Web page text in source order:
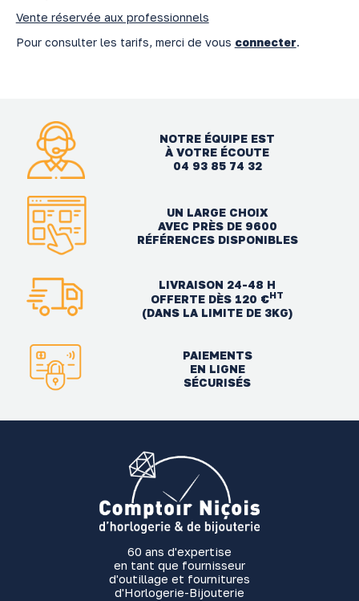
Vente réservée aux professionnels
Pour consulter les tarifs, merci de vous connecter.
NOTRE ÉQUIPE EST
À VOTRE ÉCOUTE
04 93 85 74 32
UN LARGE CHOIX
AVEC PRÈS DE 9600
RÉFÉRENCES DISPONIBLES
LIVRAISON 24-48 H
OFFERTE DÈS 120 €HT
(DANS LA LIMITE DE 3KG)
PAIEMENTS
EN LIGNE
SÉCURISÉS
60 ans d'expertise
en tant que fournisseur
d'outillage et fournitures
d'Horlogerie-Bijouterie